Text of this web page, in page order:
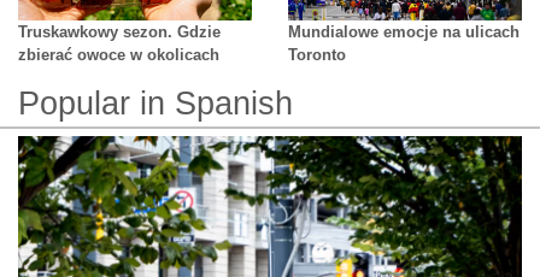
Truskawkowy sezon. Gdzie
zbierać owoce w okolicach
Mundialowe emocje na ulicach
Toronto
Popular in Spanish